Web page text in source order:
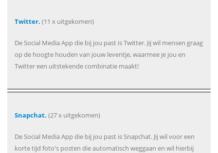
Twitter. (11 x uitgekomen)
De Social Media App die bij jou past is Twitter. Jij wil mensen graag
op de hoogte houden van jouw leventje, waarmee je jou en
Twitter een uitstekende combinatie maakt!
Snapchat. (27 x uitgekomen)
De Social Media App die bij jou past is Snapchat. Jij wil voor een
korte tijd foto's posten die automatisch weggaan en wil hierbij